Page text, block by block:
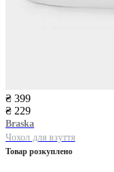
₴ 399
₴ 229
Braska
Чохол для взуття
Товар розкуплено